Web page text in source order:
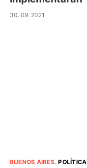
30. 09. 2021
BUENOS AIRES.POLÍTICA